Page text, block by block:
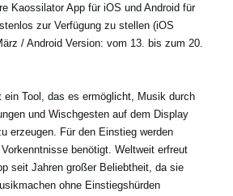
Kaossilator App für iOS und Android für
zur Verfügung zu stellen (iOS
/ Android Version: vom 13. bis zum 20.
ein Tool, das es ermöglicht, Musik durch
und Wischgesten auf dem Display
erzeugen. Für den Einstieg werden
benötigt. Weltweit erfreut
seit Jahren großer Beliebtheit, da sie
ohne Einstiegshürden